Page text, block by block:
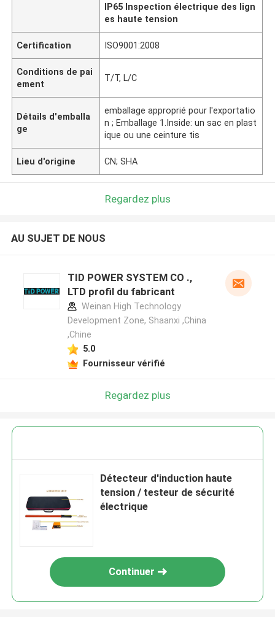
IP65 Inspection électrique des lign
es haute tension
Certification ISO9001:2008
Conditions de pai
ement
T/T, L/C
Détails d'emballa
ge
emballage approprié pour l'exportatio
n ; Emballage 1.Inside: un sac en plast
ique ou une ceinture tis
Lieu d'origine CN; SHA
Regardez plus
AU SUJET DE NOUS
TID POWER SYSTEM CO .,
LTD profil du fabricant
Weinan High Technology
Development Zone, Shaanxi ,China
,Chine
5.0
Fournisseur vérifié
Regardez plus
Détecteur d'induction haute
tension / testeur de sécurité
électrique
Continuer